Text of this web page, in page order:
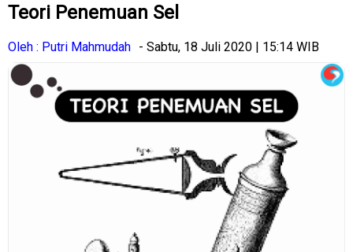
Teori Penemuan Sel
Oleh : Putri Mahmudah - Sabtu, 18 Juli 2020 | 15:14 WIB